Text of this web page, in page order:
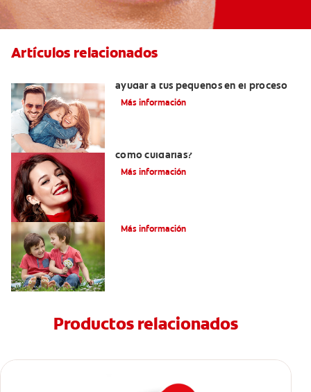
Artículos relacionados
ayudar a tus pequeños en el proceso
Más información
cómo cuidarlas?
Más información
Más información
Productos relacionados